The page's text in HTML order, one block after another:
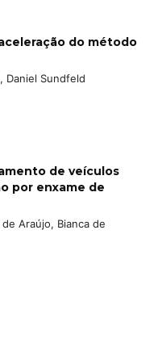
do método
Daniel Sundfeld
de veículos
por enxame de
Araújo, Bianca de